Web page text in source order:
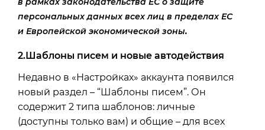
персональных данных всех лиц в пределах ЕС
и Европейской экономической зоны.
2.Шаблоны писем и новые автодействия
Недавно в «Настройках» аккаунта появился
новый раздел – “Шаблоны писем”. Он
содержит 2 типа шаблонов: личные
(доступны только вам) и общие – для всех